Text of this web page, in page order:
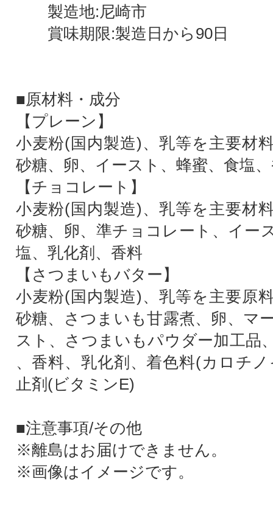
製造地:尼崎市
賞味期限:製造日から90日
■原材料・成分
【プレーン】
小麦粉(国内製造)、乳等を主要材
砂糖、卵、イースト、蜂蜜、食塩
【チョコレート】
小麦粉(国内製造)、乳等を主要材
砂糖、卵、準チョコレート、イー
塩、乳化剤、香料
【さつまいもバター】
小麦粉(国内製造)、乳等を主要原
砂糖、さつまいも甘露煮、卵、マ
スト、さつまいもパウダー加工品
、香料、乳化剤、着色料(カロチ
止剤(ビタミンE)
■注意事項/その他
※離島はお届けできません。
※画像はイメージです。